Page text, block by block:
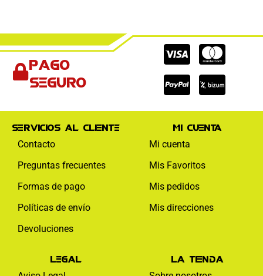
Pago
seguro
Cc-
visa
Cc-
Cc-
paypal
Servicios al cliente
Contacto
Preguntas frecuentes
Formas de pago
Políticas de envío
Devoluciones
Mi cuenta
Mi cuenta
Mis Favoritos
Mis pedidos
Mis direcciones
Legal La tienda